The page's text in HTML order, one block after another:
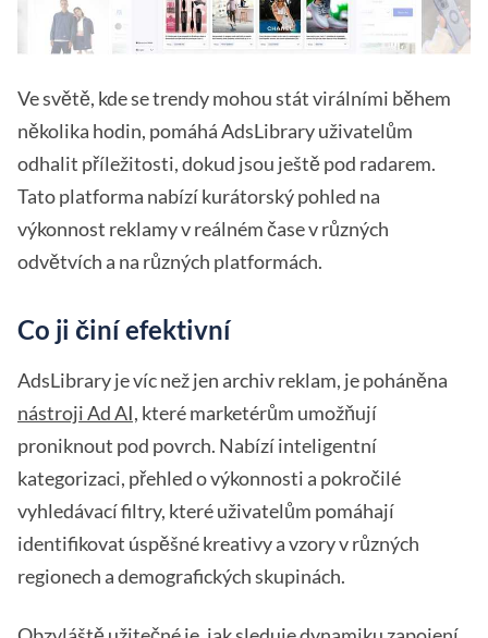
Ve světě, kde se trendy mohou stát virálními během
několika hodin, pomáhá AdsLibrary uživatelům
odhalit příležitosti, dokud jsou ještě pod radarem.
Tato platforma nabízí kurátorský pohled na
výkonnost reklamy v reálném čase v různých
odvětvích a na různých platformách.
Co ji činí efektivní
AdsLibrary je víc než jen archiv reklam, je poháněna
nástroji Ad AI, které marketérům umožňují
proniknout pod povrch. Nabízí inteligentní
kategorizaci, přehled o výkonnosti a pokročilé
vyhledávací filtry, které uživatelům pomáhají
identifikovat úspěšné kreativy a vzory v různých
regionech a demografických skupinách.